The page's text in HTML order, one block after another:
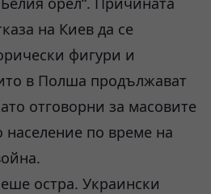
на Киев да се
фигури и
в Полша продължават
отговорни за масовите
население по време на
остра. Украински